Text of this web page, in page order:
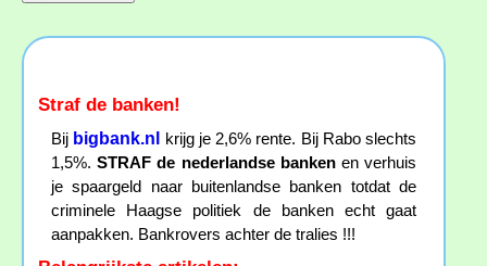
Straf de banken!
Bij bigbank.nl
krijg je 2,6% rente. Bij Rabo slechts
1,5%.STRAF de nederlandse bankenen verhuis
je spaargeld naar buitenlandse banken totdat de
criminele Haagse politiek de banken echt gaat
aanpakken. Bankrovers achter de tralies !!!